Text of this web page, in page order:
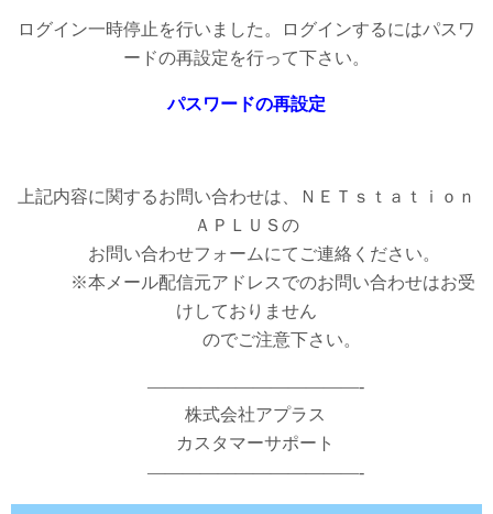
ログイン一時停止を行いました。ログインするにはパスワ
ードの再設定を行って下さい。
パスワードの再設定
上記内容に関するお問い合わせは、ＮＥＴｓｔａｔｉｏｎ
ＡＰＬＵＳの
お問い合わせフォームにてご連絡ください。
※本メール配信元アドレスでのお問い合わせはお受
けしておりません
のでご注意下さい。
————————————-
株式会社アプラス
カスタマーサポート
————————————-